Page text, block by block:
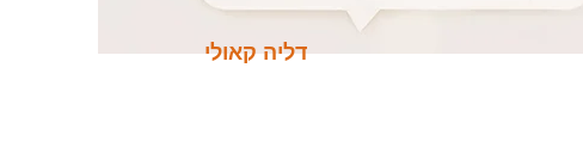
דליה קאולי